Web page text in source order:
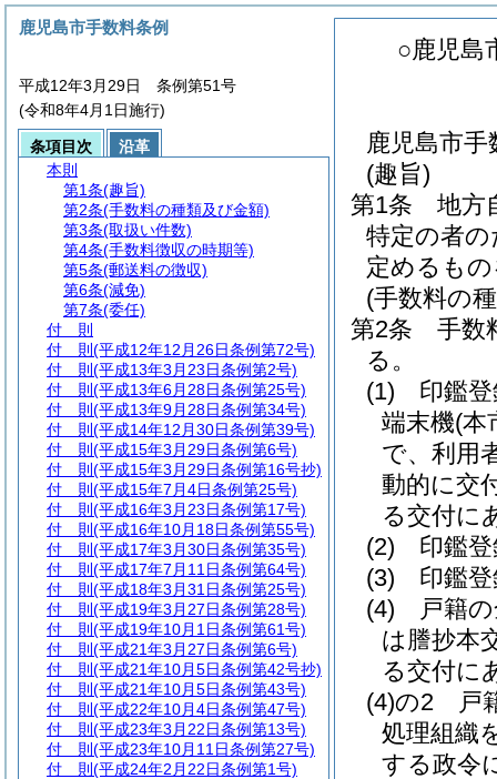
○鹿児島
鹿児島市
(趣旨)
第1条
地方
特定の者
定めるも
(手数料の
第2条
手数
る。
(1)
印鑑
端末機(本
で、利用
動的に交
る交付に
(2)
印鑑
(3)
印鑑
(4)
戸籍
は謄抄本
る交付に
(4)の2
戸
処理組織
する政令
鹿児島市手数料条例
平成12年3月29日 条例第51号
(令和8年4月1日施行)
条項目次
沿革
本則
第1条(趣旨)
第2条(手数料の種類及び金額)
第3条(取扱い件数)
第4条(手数料徴収の時期等)
第5条(郵送料の徴収)
第6条(減免)
第7条(委任)
付 則
付 則 (平成12年12月26日条例第72号)
付 則 (平成13年3月23日条例第2号)
付 則 (平成13年6月28日条例第25号)
付 則 (平成13年9月28日条例第34号)
付 則 (平成14年12月30日条例第39号)
付 則 (平成15年3月29日条例第6号)
付 則 (平成15年3月29日条例第16号抄)
付 則 (平成15年7月4日条例第25号)
付 則 (平成16年3月23日条例第17号)
付 則 (平成16年10月18日条例第55号)
付 則 (平成17年3月30日条例第35号)
付 則 (平成17年7月11日条例第64号)
付 則 (平成18年3月31日条例第25号)
付 則 (平成19年3月27日条例第28号)
付 則 (平成19年10月1日条例第61号)
付 則 (平成21年3月27日条例第6号)
付 則 (平成21年10月5日条例第42号抄)
付 則 (平成21年10月5日条例第43号)
付 則 (平成22年10月4日条例第47号)
付 則 (平成23年3月22日条例第13号)
付 則 (平成23年10月11日条例第27号)
付 則 (平成24年2月22日条例第1号)